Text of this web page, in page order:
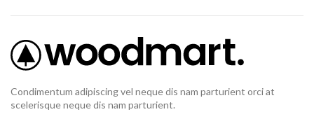
Condimentum adipiscing vel neque dis nam parturient orci at
scelerisque neque dis nam parturient.